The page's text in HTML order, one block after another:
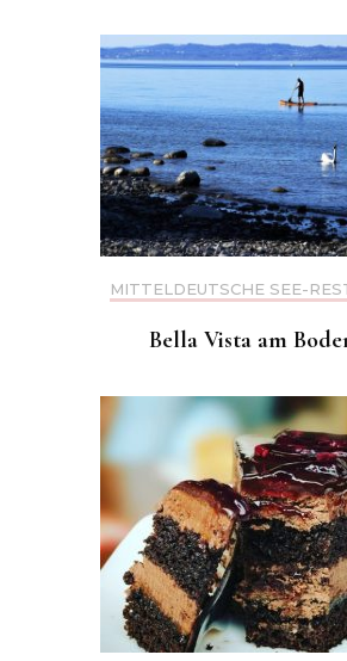
MITTELDEUTSCHE SEE-
Bella Vista am